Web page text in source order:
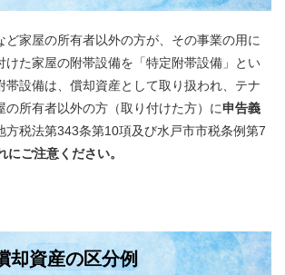
家屋の所有者以外の方が、その事業の用に
けた家屋の附帯設備を「特定附帯設備」とい
帯設備は、償却資産として取り扱われ、テナ
の所有者以外の方（取り付けた方）に申告義
方税法第343条第10項及び水戸市市税条例第7
にご注意ください。
資産の区分例